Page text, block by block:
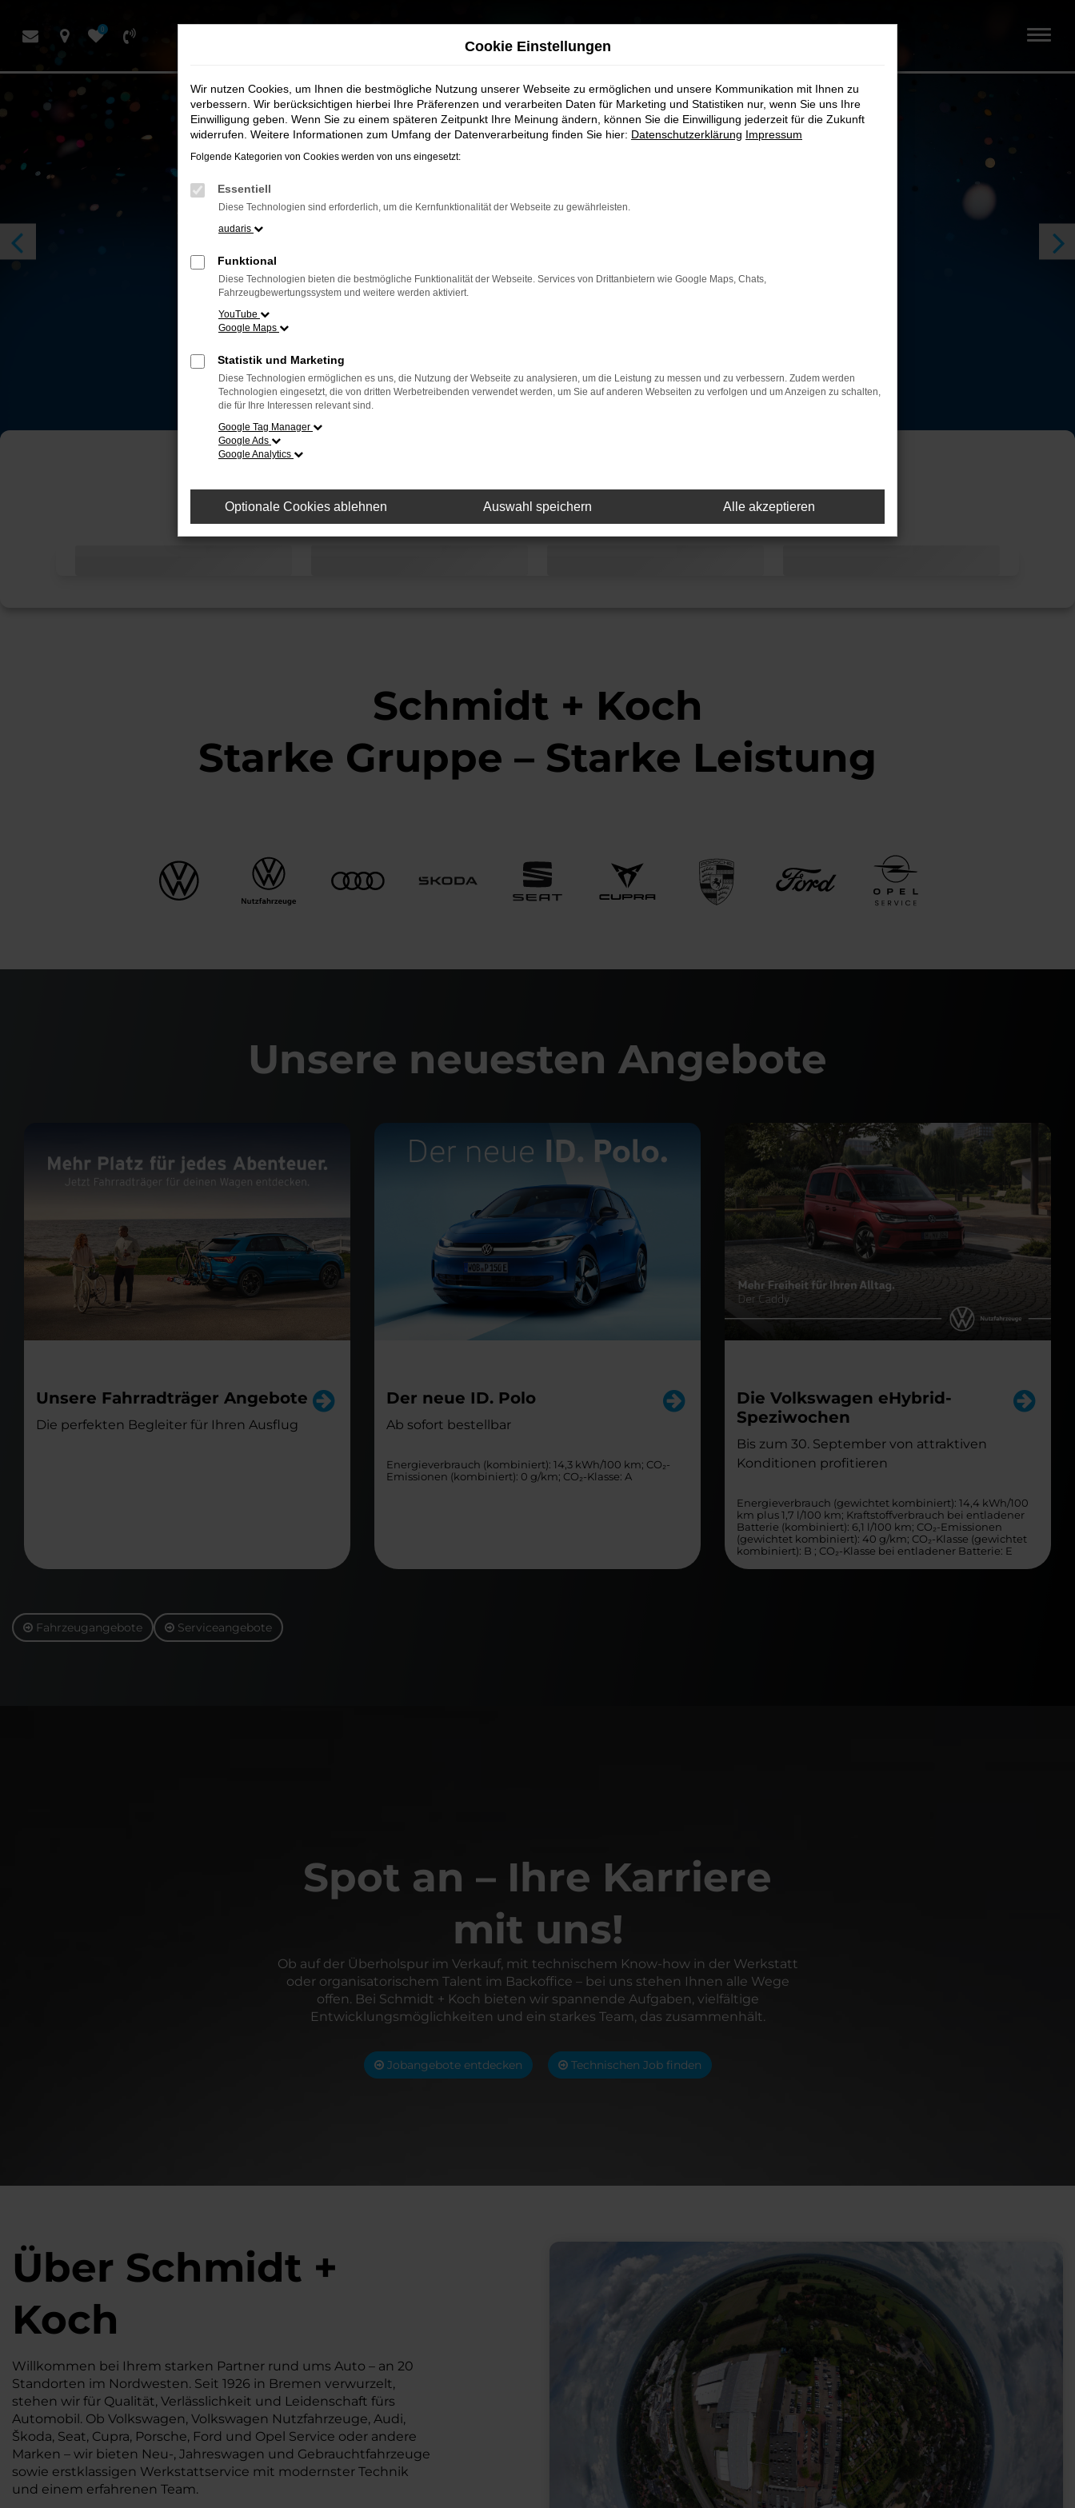
Hauptinhalt
0
Schmidt + Koch
Starke Gruppe – Starke Leistung
Unsere neuesten Angebote
Unsere Fahrradträger Angebote
Die perfekten Begleiter für Ihren Ausflug
Der neue ID. Polo
Ab sofort bestellbar
Energieverbrauch (kombiniert): 14,3 kWh/100 km; CO₂-
Emissionen (kombiniert): 0 g/km; CO₂-Klasse: A
Die Volkswagen eHybrid-
Speziwochen
Bis zum 30. September von attraktiven
Konditionen profitieren
Energieverbrauch (gewichtet kombiniert): 14,4 kWh/100
km plus 1,7 l/100 km; Kraftstoffverbrauch bei entladener
Batterie (kombiniert): 6,1 l/100 km; CO₂-Emissionen
(gewichtet kombiniert): 40 g/km; CO₂-Klasse (gewichtet
kombiniert): B ; CO₂-Klasse bei entladener Batterie: E
Fahrzeugangebote Serviceangebote
Spot an – Ihre Karriere
mit uns!
Ob auf der Überholspur im Verkauf, mit technischem Know-how in der Werkstatt
oder organisatorischem Talent im Backoffice – bei uns stehen Ihnen alle Wege
offen. Bei Schmidt + Koch bieten wir spannende Aufgaben, vielfältige
Entwicklungsmöglichkeiten und ein starkes Team, das zusammenhält.
Jobangebote entdecken Technischen Job finden
Über Schmidt +
Koch
Willkommen bei Ihrem starken Partner rund ums Auto – an 20
Standorten im Nordwesten. Seit 1926 in Bremen verwurzelt,
stehen wir für Qualität, Verlässlichkeit und Leidenschaft fürs
Automobil. Ob Volkswagen, Volkswagen Nutzfahrzeuge, Audi,
Škoda, Seat, Cupra, Porsche, Ford und Opel Service oder andere
Marken – wir bieten Neu-, Jahreswagen und Gebrauchtfahrzeuge
sowie erstklassigen Werkstattservice mit modernster Technik
und einem erfahrenen Team.
Cookie Einstellungen
Wir nutzen Cookies, um Ihnen die bestmögliche Nutzung unserer Webseite zu ermöglichen und unsere Kommunikation mit Ihnen zu
verbessern. Wir berücksichtigen hierbei Ihre Präferenzen und verarbeiten Daten für Marketing und Statistiken nur, wenn Sie uns Ihre
Einwilligung geben. Wenn Sie zu einem späteren Zeitpunkt Ihre Meinung ändern, können Sie die Einwilligung jederzeit für die Zukunft
widerrufen. Weitere Informationen zum Umfang der Datenverarbeitung finden Sie hier: Datenschutzerklärung Impressum
Folgende Kategorien von Cookies werden von uns eingesetzt:
Essentiell
Diese Technologien sind erforderlich, um die Kernfunktionalität der Webseite zu gewährleisten.
audaris
Funktional
Diese Technologien bieten die bestmögliche Funktionalität der Webseite. Services von Drittanbietern wie Google Maps, Chats,
Fahrzeugbewertungssystem und weitere werden aktiviert.
YouTube
Google Maps
Statistik und Marketing
Diese Technologien ermöglichen es uns, die Nutzung der Webseite zu analysieren, um die Leistung zu messen und zu verbessern. Zudem werden
Technologien eingesetzt, die von dritten Werbetreibenden verwendet werden, um Sie auf anderen Webseiten zu verfolgen und um Anzeigen zu schalten,
die für Ihre Interessen relevant sind.
Google Tag Manager
Google Ads
Google Analytics
Optionale Cookies ablehnen Auswahl speichern Alle akzeptieren